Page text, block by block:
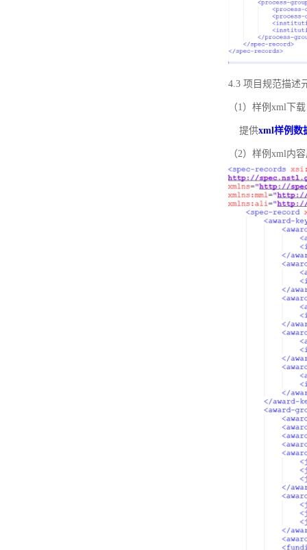
4.3 项目规范描述
（1）样例xml下载
提供xml样例数
（2）样例xml内